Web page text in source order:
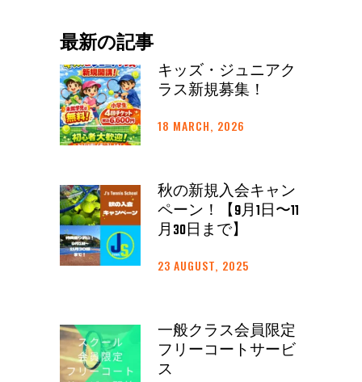
最新の記事
キッズ・ジュニアク
ラス新規募集！
18 MARCH, 2026
秋の新規入会キャン
ペーン！【9月1日〜11
月30日まで】
23 AUGUST, 2025
一般クラス会員限定
フリーコートサービ
ス